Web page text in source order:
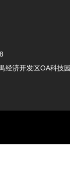
经济开发区OA科技